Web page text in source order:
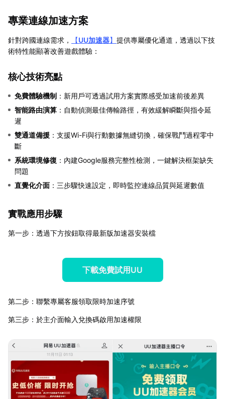
專業連線加速方案
針對跨國連線需求， 【UU加速器】 提供專屬優化通道，透過以下技
術特性能顯著改善遊戲體驗：
核心技術亮點
免費體驗機制 ：新用戶可透過試用方案實際感受加速前後差異
智能路由演算 ：自動偵測最佳傳輸路徑，有效緩解瞬斷與指令延
遲
雙通道備援 ：支援Wi-Fi與行動數據無縫切換，確保戰鬥過程零中
斷
系統環境修復 ：內建Google服務完整性檢測，一鍵解決框架缺失
問題
直覺化介面 ：三步驟快速設定，即時監控連線品質與延遲數值
實戰應用步驟
第一步：透過下方按鈕取得最新版加速器安裝檔
下載免費試用UU
第二步：聯繫專屬客服領取限時加速序號
第三步：於主介面輸入兌換碼啟用加速權限